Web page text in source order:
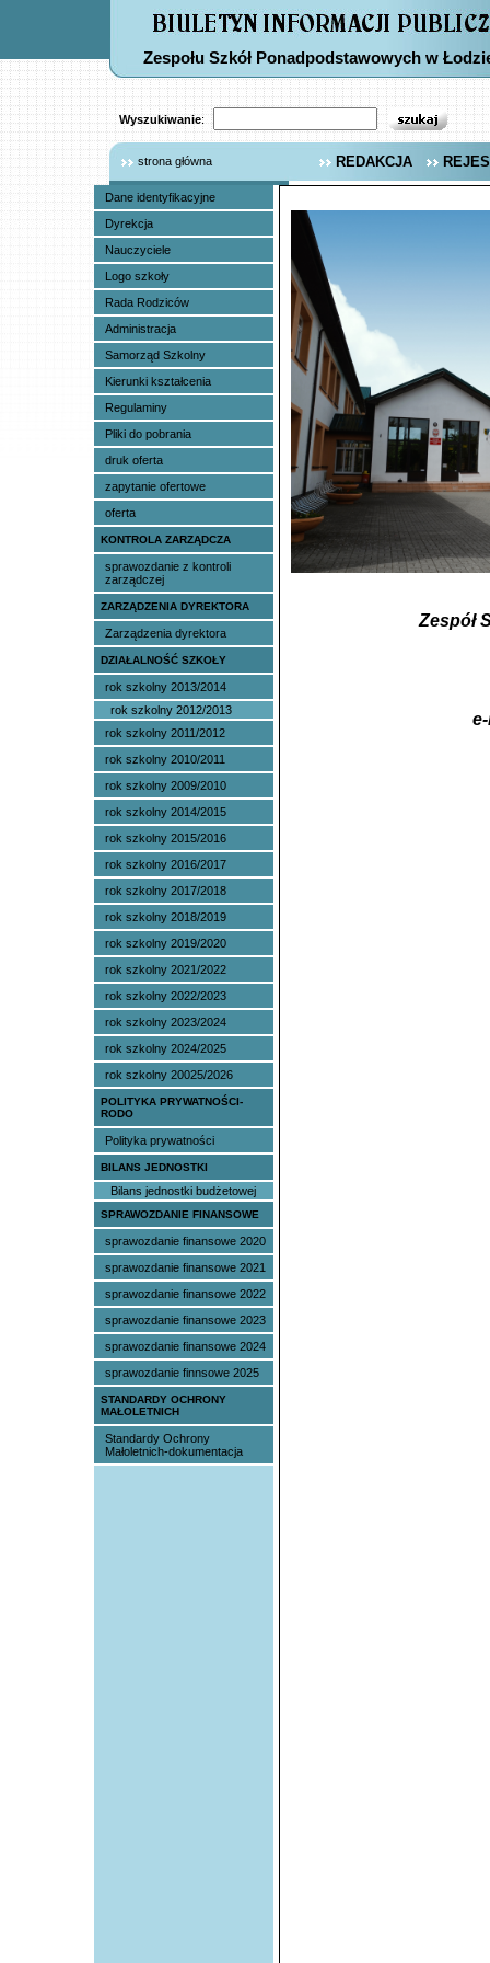
Zespołu Szkół Ponadpodstawowych w
Wyszukiwanie:
strona główna REDAKCJA
Dane identyfikacyjne
Dyrekcja
Nauczyciele
Logo szkoły
Rada Rodziców
Administracja
Samorząd Szkolny
Kierunki kształcenia
Regulaminy
Pliki do pobrania
druk oferta
zapytanie ofertowe
oferta
KONTROLA ZARZĄDCZA
sprawozdanie z kontroli
zarządczej
ZARZĄDZENIA DYREKTORA
Zarządzenia dyrektora
DZIAŁALNOŚĆ SZKOŁY
rok szkolny 2013/2014
rok szkolny 2012/2013
rok szkolny 2011/2012
rok szkolny 2010/2011
rok szkolny 2009/2010
rok szkolny 2014/2015
rok szkolny 2015/2016
rok szkolny 2016/2017
rok szkolny 2017/2018
rok szkolny 2018/2019
rok szkolny 2019/2020
rok szkolny 2021/2022
rok szkolny 2022/2023
rok szkolny 2023/2024
rok szkolny 2024/2025
rok szkolny 20025/2026
POLITYKA PRYWATNOŚCI-
RODO
Polityka prywatności
BILANS JEDNOSTKI
Bilans jednostki budżetowej
SPRAWOZDANIE FINANSOWE
sprawozdanie finansowe 2020
sprawozdanie finansowe 2021
sprawozdanie finansowe 2022
sprawozdanie finansowe 2023
sprawozdanie finansowe 2024
sprawozdanie finnsowe 2025
STANDARDY OCHRONY
MAŁOLETNICH
Standardy Ochrony
Małoletnich-dokumentacja
Zespół